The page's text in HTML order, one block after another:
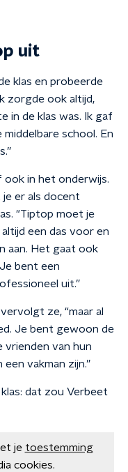
uit
klas en probeerde
zorgde ook altijd,
in de klas was. Ik gaf
school. En
ook in het onderwijs.
er als docent
"Tiptop moet je
een das voor en
aan. Het gaat ook
bent een
uit.”
ze, “maar al
Je bent gewoon de
vrienden van hun
vakman zijn.”
dat zou Verbeet
je toestemming
cookies.